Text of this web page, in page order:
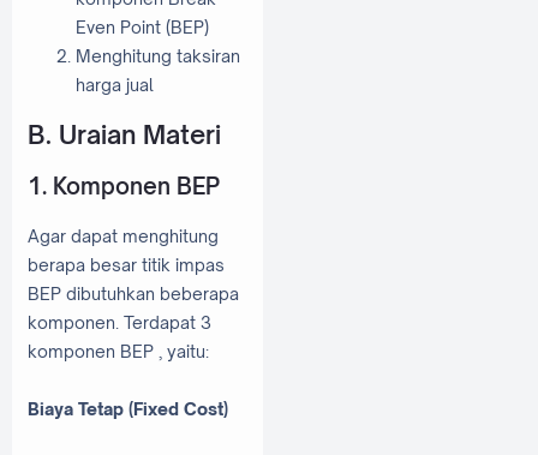
Even Point (BEP)
Menghitung taksiran
harga jual
B. Uraian Materi
1. Komponen BEP
Agar dapat menghitung
berapa besar titik impas
BEP dibutuhkan beberapa
komponen. Terdapat 3
komponen BEP , yaitu:
Biaya Tetap (Fixed Cost)